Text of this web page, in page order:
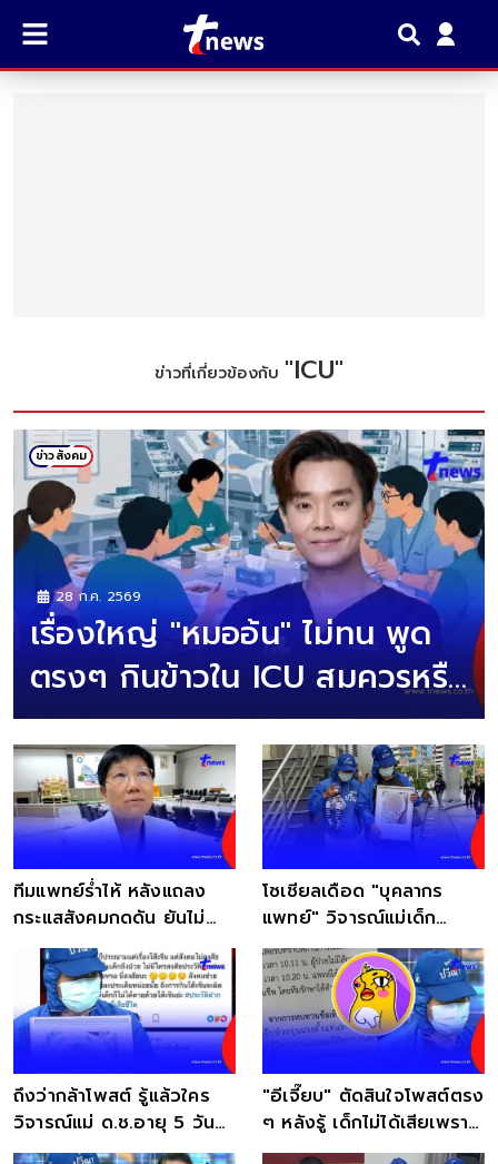
ข่าวที่เกี่ยวข้องกับ "ICU"
ข่าวสังคม
28 ก.ค. 2569
เรื่องใหญ่ "หมออ้น" ไม่ทน พูด
ตรงๆ กินข้าวใน ICU สมควรหรือ
ไม่
ทีมแพทย์ร่ำไห้ หลังแถลง
กระแสสังคมกดดัน ยันไม่
ฟ้องกลับพ่อแม่เด็ก
โซเชียลเดือด "บุคลากร
แพทย์" วิจารณ์แม่เด็ก
ดราม่าโต๊ะจีน NICU
ถึงว่ากล้าโพสต์ รู้แล้วใคร
วิจารณ์แม่ ด.ช.อายุ 5 วัน
เสียชีวิต
"อีเจี๊ยบ" ตัดสินใจโพสต์ตรง
ๆ หลังรู้ เด็กไม่ได้เสียเพราะ
โต๊ะจีน